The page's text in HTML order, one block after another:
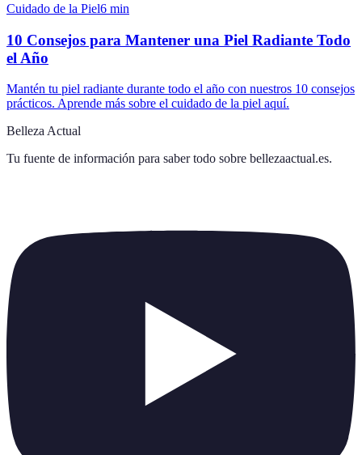
Cuidado de la Piel6 min
10 Consejos para Mantener una Piel Radiante Todo
el Año
Mantén tu piel radiante durante todo el año con nuestros 10 consejos
prácticos. Aprende más sobre el cuidado de la piel aquí.
Belleza Actual
Tu fuente de información para saber todo sobre bellezaactual.es.